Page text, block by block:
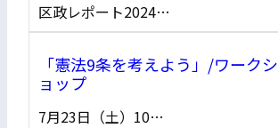
区政レポート2024…
「憲法9条を考えよう」/ワークシ
ョップ
7月23日（土）10…